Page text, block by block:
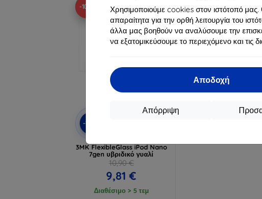
Χρησιμοποιούμε cookies στον ιστότοπό μας.
απαραίτητα για την ορθή λειτουργία του
άλλα μας βοηθούν να αναλύσουμε την
να εξατομικεύσουμε το περιεχόμενο και τις
Αποδοχή
Απόρριψη
-10%
-10%
3MK FlexibleGlass iPod Nano
7gen υβριδικό γυαλί
10,90 €
9,81 €
Διαθέσιμο > 5 τεμ